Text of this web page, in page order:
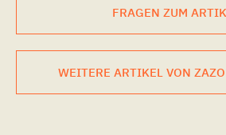
FRAGEN ZUM
WEITERE ARTIKEL VON